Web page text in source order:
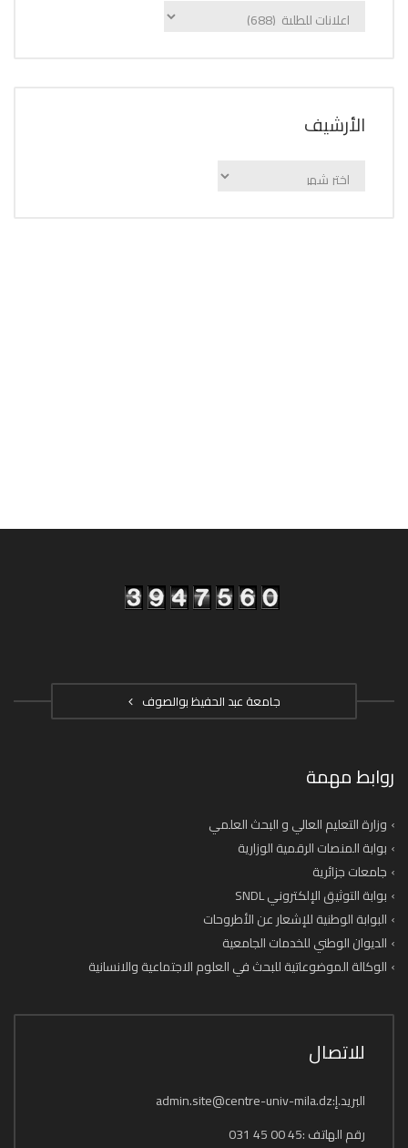
الإعلانات
اﻷرشيف
اﻷرشيف
جامعة عبد الحفيظ بوالصوف
روابط مهمة
وزارة التعليم العالي و البحث العلمي
بوابة المنصات الرقمية الوزارية
جامعات جزائرية
بوابة التوثيق الإلكتروني SNDL
البوابة الوطنية للإشعار عن الأطروحات
الديوان الوطني للخدمات الجامعية
الوكالة الموضوعاتية للبحث في العلوم الاجتماعية والانسانية
للاتصال
البريد.إ:admin.site@centre-univ-mila.dz
رقم الهاتف :45 00 45 031